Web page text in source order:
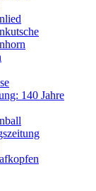
140 Jahre